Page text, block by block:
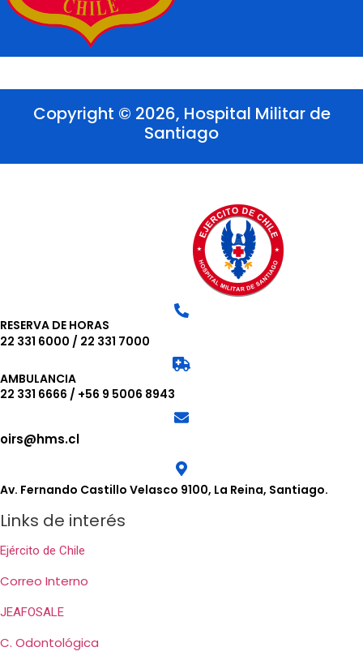
Copyright © 2026, Hospital Militar de
Santiago
RESERVA DE HORAS
22 331 6000 / 22 331 7000
AMBULANCIA
22 331 6666 / +56 9 5006 8943
oirs@hms.cl
Av. Fernando Castillo Velasco 9100, La Reina, Santiago.
Links de interés
Ejército de Chile
Correo Interno
JEAFOSALE
C. Odontológica